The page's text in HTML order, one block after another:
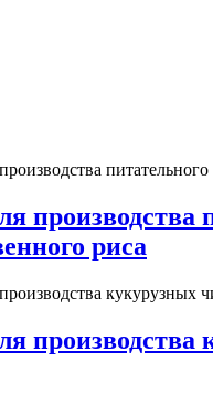
производства
риса
производства